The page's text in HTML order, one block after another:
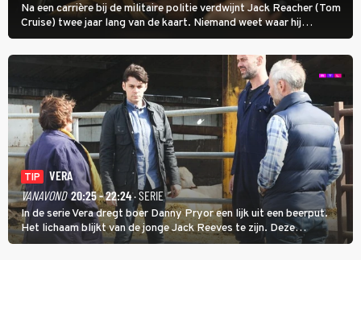
Na een carrière bij de militaire politie verdwijnt Jack Reacher (Tom
Cruise) twee jaar lang van de kaart. Niemand weet waar hij
uithangt, totdat moordverdachte James Barr naar hem vraagt.
TIP
VERA
VANAVOND 20:25 - 22:24· SERIE
In de serie Vera dregt boer Danny Pryor een lijk uit een beerput.
Het lichaam blijkt van de jonge Jack Reeves te zijn. Deze
homoseksuele woonwagenbewoner had gebroken met zijn familie